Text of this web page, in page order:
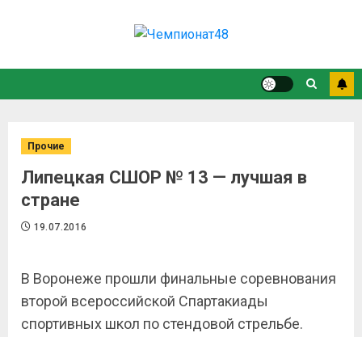
Прочие
Липецкая СШОР № 13 — лучшая в
стране
19.07.2016
В Воронеже прошли финальные соревнования
второй всероссийской Спартакиады
спортивных школ по стендовой стрельбе.